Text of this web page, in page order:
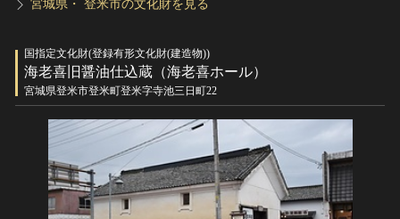
全国の美術館・博物館
世界遺産
無形文化遺産
動画で見る無形の文化財
お知らせ一覧
ヘルプ
関連サイトリンク
サイトマップ
サイトのご意見はこちら
宮城県・ 登米市の文化財を見る
国指定文化財(登録有形文化財(建造物))
海老喜旧醤油仕込蔵（海老喜ホール）
宮城県登米市登米町登米字寺池三日町22